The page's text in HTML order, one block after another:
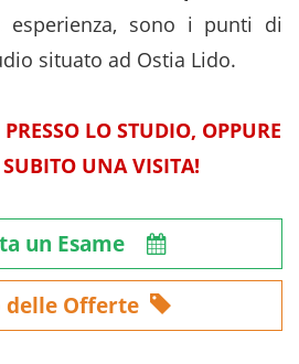
esperienza, sono i punti di
situato ad Ostia Lido.
LO STUDIO, OPPURE
UNA VISITA!
un Esame
delle Offerte